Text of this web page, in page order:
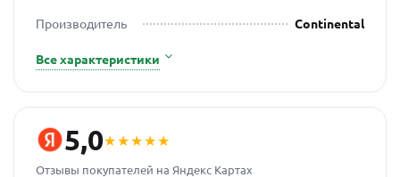
Производитель
Continental
Все характеристики
5,0★★★★★
Отзывы покупателей на Яндекс Картах